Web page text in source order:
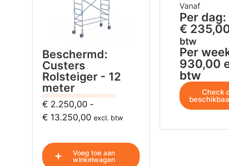
Beschermd:
Custers
Rolsteiger - 12
meter
€ 2.250,00 -
€ 13.250,00 excl. btw
Voeg toe aan
winkelwagen
Vanaf
Per dag:
€
btw
Per
930,00
btw
Check